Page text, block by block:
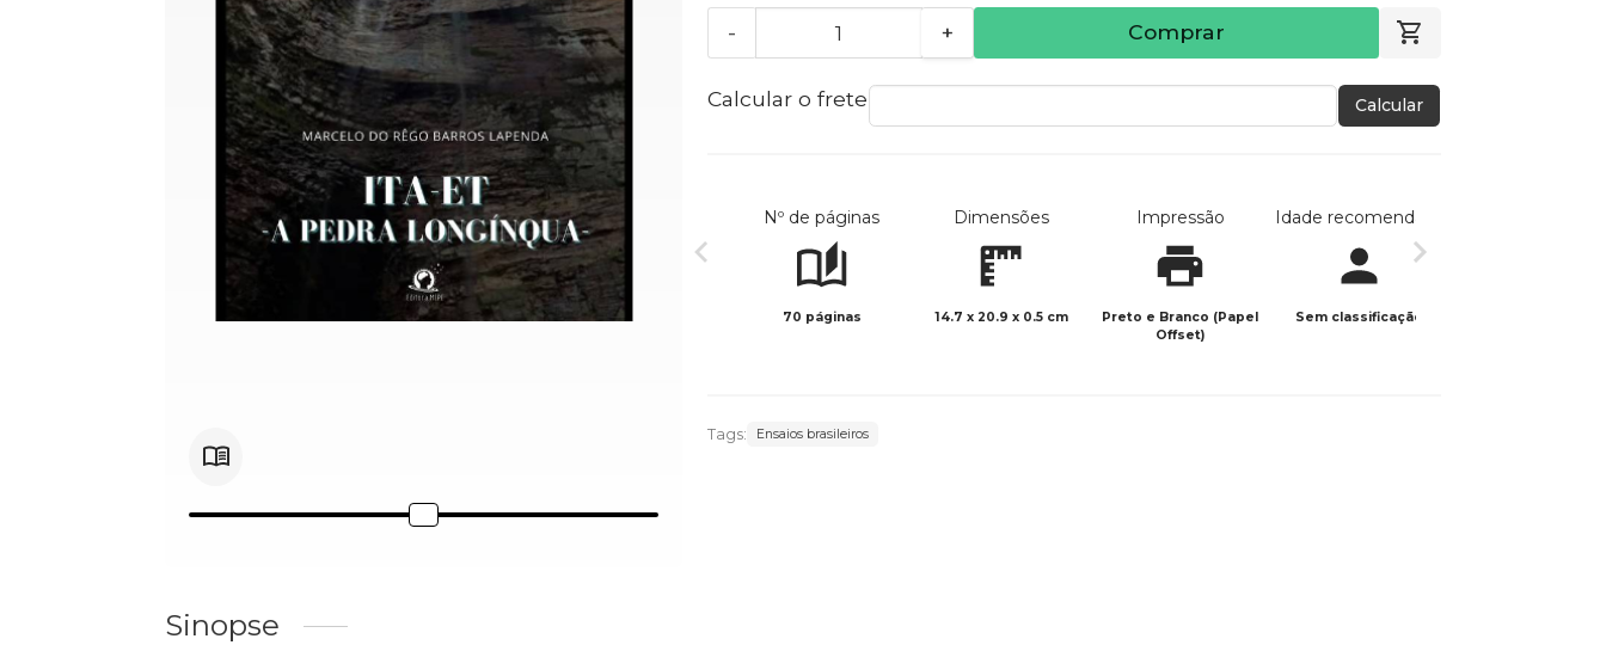
- + Comprar
Calcular o frete Calcular
Nº de páginas
70 páginas
Dimensões
14.7 x 20.9 x 0.5 cm
Impressão
Preto e Branco (Papel
Offset)
Idade recomendada
Sem classificação
Tags: Ensaios brasileiros
Sinopse